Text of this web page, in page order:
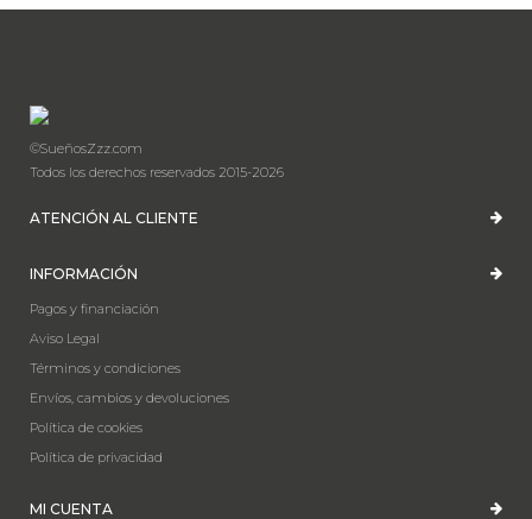
©SueñosZzz.com
Todos los derechos reservados 2015-2026
ATENCIÓN AL CLIENTE
INFORMACIÓN
Pagos y financiación
Aviso Legal
Términos y condiciones
Envíos, cambios y devoluciones
Política de cookies
Política de privacidad
MI CUENTA